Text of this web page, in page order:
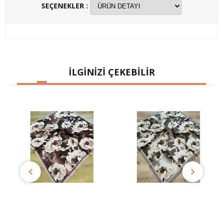
SEÇENEKLER :
İLGİNİZİ ÇEKEBİLİR